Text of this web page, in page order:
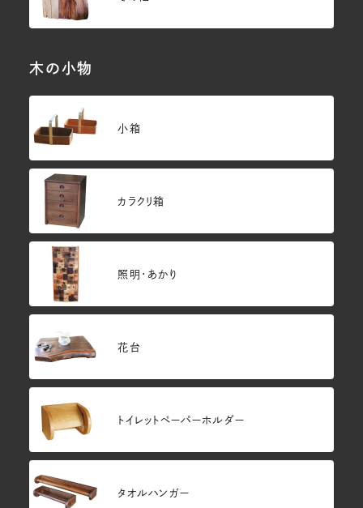
木の小物
小箱
カラクリ箱
照明・あかり
花台
トイレットペーパーホルダー
タオルハンガー